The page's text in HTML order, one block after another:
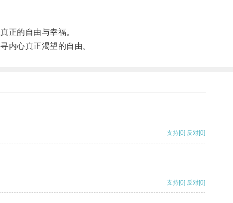
正的自由与幸福。
内心真正渴望的自由。
支持[0] 反对[0]
支持[0] 反对[0]